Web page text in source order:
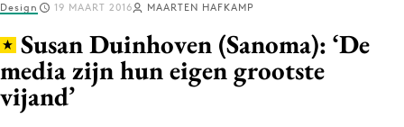
Log in
Download de app
Volg het laatste nieuws via de Adformatie
Design 19 MAART 2016 MAARTEN HAFKAMP
Susan Duinhoven (Sanoma): ‘De
media zijn hun eigen grootste
vijand’